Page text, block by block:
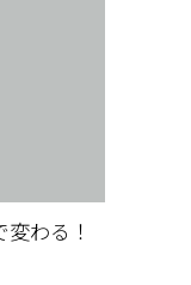
わる！